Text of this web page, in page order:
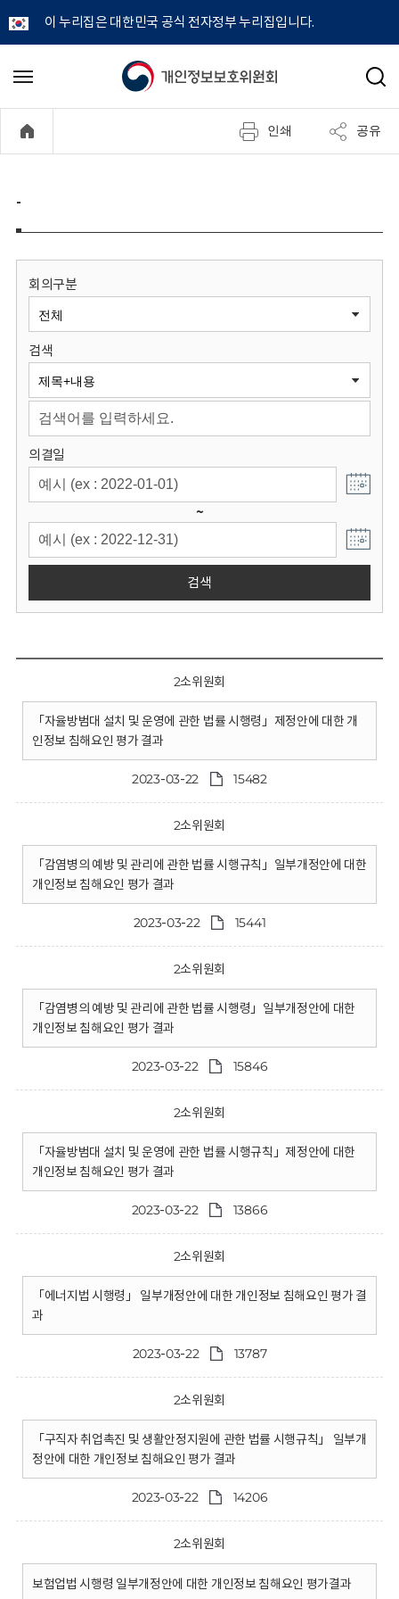
이 누리집은 대한민국 공식 전자정부 누리집입니다.
개
정
보
원
회
메
기
검
인쇄 공유
-
회의구분
검색
의결일
~
검색
2소위원회
「자율방범대 설치 및 운영에 관한 법률 시행령」제정안에 대한 개
인정보 침해요인 평가 결과
2023-03-22 15482
2소위원회
「감염병의 예방 및 관리에 관한 법률 시행규칙」일부개정안에 대한
개인정보 침해요인 평가 결과
2023-03-22 15441
2소위원회
「감염병의 예방 및 관리에 관한 법률 시행령」일부개정안에 대한
개인정보 침해요인 평가 결과
2023-03-22 15846
2소위원회
「자율방범대 설치 및 운영에 관한 법률 시행규칙」제정안에 대한
개인정보 침해요인 평가 결과
2023-03-22 13866
2소위원회
「에너지법 시행령」 일부개정안에 대한 개인정보 침해요인 평가 결
과
2023-03-22 13787
2소위원회
「구직자 취업촉진 및 생활안정지원에 관한 법률 시행규칙」 일부개
정안에 대한 개인정보 침해요인 평가 결과
2023-03-22 14206
2소위원회
보험업법 시행령 일부개정안에 대한 개인정보 침해요인 평가결과